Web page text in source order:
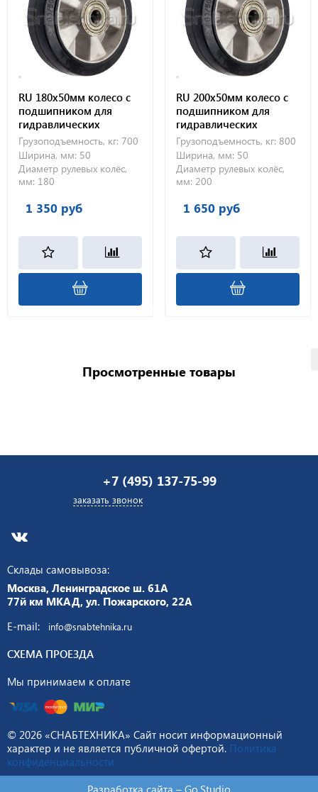
RU 180х50мм колесо с
подшипником для
гидравлических
тележек
Грузоподъемность, кг: 700
Ширина, мм: 50
Диаметр рулевых колёс,
мм: 180
1 350 руб
RU 200х50мм колесо с
подшипником для
гидравлических
тележек
Грузоподъемность, кг: 800
Ширина, мм: 50
Диаметр рулевых колёс,
мм: 200
1 650 руб
Просмотренные товары
+7 (495) 137-75-99
заказать звонок
Склады самовывоза:
Москва, Ленинградское ш. 61А
77й км МКАД, ул. Пожарского, 22А
E-mail:
info@snabtehnika.ru
СХЕМА ПРОЕЗДА
Мы принимаем к оплате
© 2026 «СНАБТЕХНИКА» Сайт носит информационный
характер и не является публичной офертой. Политика
конфиденциальности